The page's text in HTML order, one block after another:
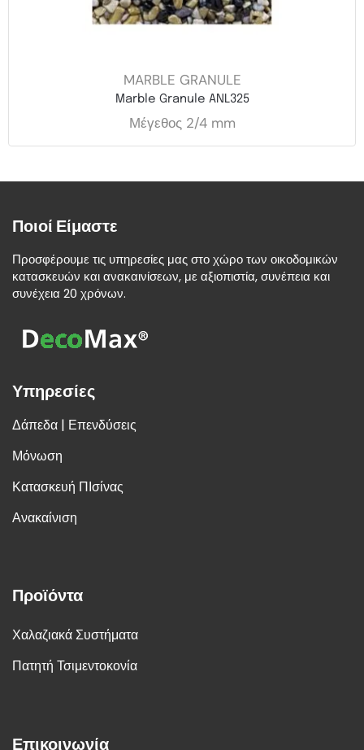
MARBLE GRANULE
Marble Granule ANL325
Μέγεθος 2/4 mm
Ποιοί Είμαστε
Προσφέρουμε τις υπηρεσίες μας στο χώρο των οικοδομικών
κατασκευών και ανακαινίσεων, με αξιοπιστία, συνέπεια και
συνέχεια 20 χρόνων.
Υπηρεσίες
Δάπεδα | Επενδύσεις
Μόνωση
Κατασκευή ΠΙσίνας
Ανακαίνιση
Προϊόντα
Χαλαζιακά Συστήματα
Πατητή Τσιμεντοκονία
Επικοινωνία